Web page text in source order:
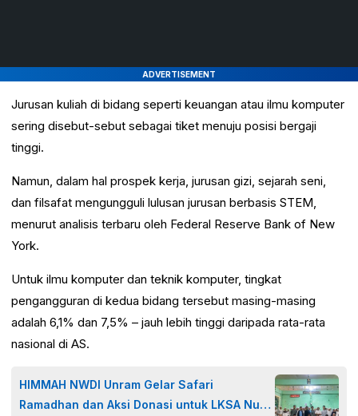
ADVERTISEMENT
Jurusan kuliah di bidang seperti keuangan atau ilmu komputer
sering disebut-sebut sebagai tiket menuju posisi bergaji
tinggi.
Namun, dalam hal prospek kerja, jurusan gizi, sejarah seni,
dan filsafat mengungguli lulusan jurusan berbasis STEM,
menurut analisis terbaru oleh Federal Reserve Bank of New
York.
Untuk ilmu komputer dan teknik komputer, tingkat
pengangguran di kedua bidang tersebut masing-masing
adalah 6,1% dan 7,5% – jauh lebih tinggi daripada rata-rata
nasional di AS.
HIMMAH NWDI Unram Gelar Safari
Ramadhan dan Aksi Donasi untuk LKSA Nurul